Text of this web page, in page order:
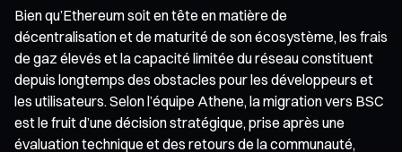
Bien qu’Ethereum soit en tête en matière de
décentralisation et de maturité de son écosystème, les frais
de gaz élevés et la capacité limitée du réseau constituent
depuis longtemps des obstacles pour les développeurs et
les utilisateurs. Selon l’équipe Athene, la migration vers BSC
est le fruit d’une décision stratégique, prise après une
évaluation technique et des retours de la communauté,